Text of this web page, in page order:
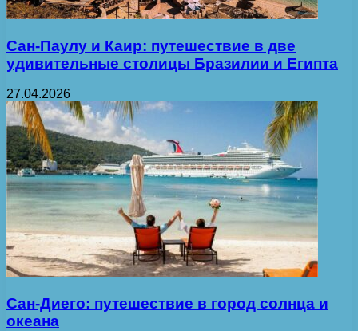
Сан-Паулу и Каир: путешествие в две
удивительные столицы Бразилии и Египта
27.04.2026
Сан-Диего: путешествие в город солнца и
океана